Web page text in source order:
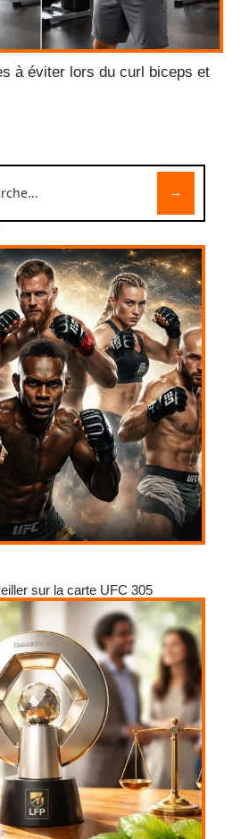
à éviter lors du curl biceps et
sur la carte UFC 305